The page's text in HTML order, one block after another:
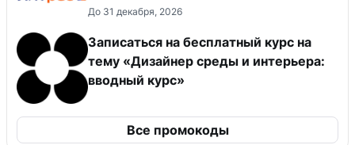
До 31 декабря, 2026
Записаться на бесплатный курс на
тему «Дизайнер среды и интерьера:
вводный курс»
Все промокоды